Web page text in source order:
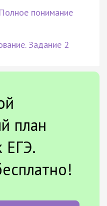
понимание
Задание 2
план
ЕГЭ.